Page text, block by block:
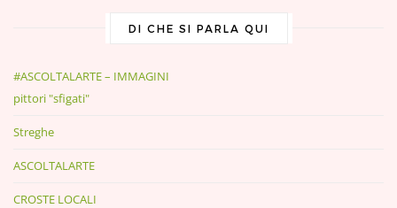
DI CHE SI PARLA QUI
#ASCOLTALARTE – IMMAGINI
pittori "sfigati"
Streghe
ASCOLTALARTE
CROSTE LOCALI